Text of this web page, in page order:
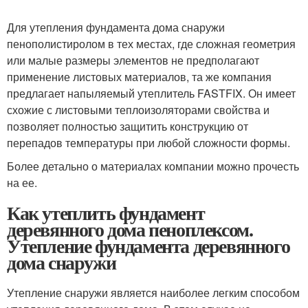
Для утепления фундамента дома снаружи
пенополистиролом в тех местах, где сложная геометрия
или малые размеры элементов не предполагают
применение листовых материалов, та же компания
предлагает напыляемый утеплитель FASTFIX. Он имеет
схожие с листовыми теплоизоляторами свойства и
позволяет полностью защитить конструкцию от
перепадов температуры при любой сложности формы.
Более детально о материалах компании можно прочесть
на ее.
Как утеплить фундамент
деревянного дома пеноплексом.
Утепление фундамента деревянного
дома снаружи
Утепление снаружи является наиболее легким способом